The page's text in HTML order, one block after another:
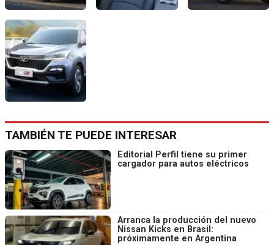
TAMBIÉN TE PUEDE INTERESAR
Editorial Perfil tiene su primer
cargador para autos eléctricos
Arranca la producción del nuevo
Nissan Kicks en Brasil:
próximamente en Argentina